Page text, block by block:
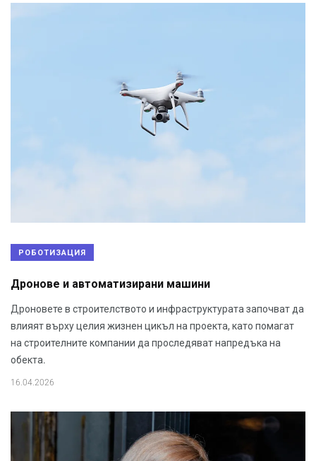
РОБОТИЗАЦИЯ
Дронове и автоматизирани машини
Дроновете в строителството и инфраструктурата започват да
влияят върху целия жизнен цикъл на проекта, като помагат
на строителните компании да проследяват напредъка на
обекта.
16.04.2026